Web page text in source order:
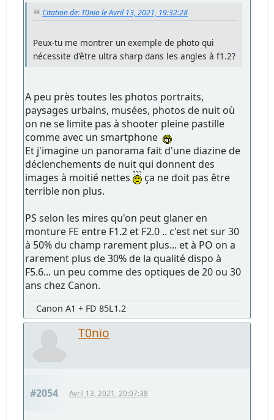
Citation de: T0nïo le Avril 13, 2021, 19:32:28
Peux-tu me montrer un exemple de photo qui
nécessite d'être ultra sharp dans les angles à f1.2?
A peu près toutes les photos portraits,
paysages urbains, musées, photos de nuit où
on ne se limite pas à shooter pleine pastille
comme avec un smartphone
Et j'imagine un panorama fait d'une diazine de
déclenchements de nuit qui donnent des
images à moitié nettes
ça ne doit pas être
terrible non plus.
PS selon les mires qu'on peut glaner en
monture FE entre F1.2 et F2.0 .. c'est net sur 30
à 50% du champ rarement plus... et à PO on a
rarement plus de 30% de la qualité dispo à
F5.6... un peu comme des optiques de 20 ou 30
ans chez Canon.
Canon A1 + FD 85L1.2
T0nïo
#2054 Avril 13, 2021, 20:07:38